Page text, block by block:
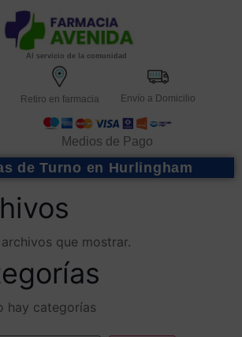
Al servicio de la comunidad
Retiro en farmacia Envío a Domicilio
Medios de Pago
de Turno en Hurlingham
que mostrar.
hay categorías